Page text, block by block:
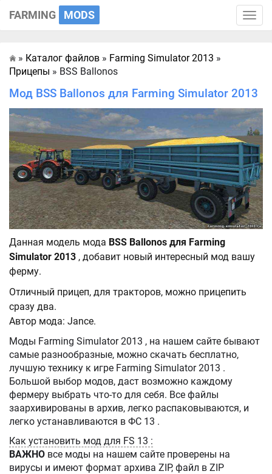
Toggle
FARMING MODS
Главная
» Каталог файлов » Farming Simulator 2013 »
Прицепы » BSS Ballonos
Мод BSS Ballonos для Farming Simulator 2013
Данная модель мода BSS Ballonos для Farming
Simulator 2013 , добавит новый интересный мод вашу
ферму.
Отличный прицеп, для тракторов, можно прицепить
сразу два.
Автор мода: Jance.
Моды Farming Simulator 2013 , на нашем сайте бывают
самые разнообразные, можно скачать бесплатно,
лучшую технику к игре Farming Simulator 2013 .
Большой выбор модов, даст возможно каждому
фермеру выбрать что-то для себя. Все файлы
заархивированы в архив, легко распаковываются, и
легко устанавливаются в ФС 13 .
Как установить мод для FS 13 :
ВАЖНО все моды на нашем сайте проверены на
вирусы и имеют формат архива ZIP, файл в ZIP